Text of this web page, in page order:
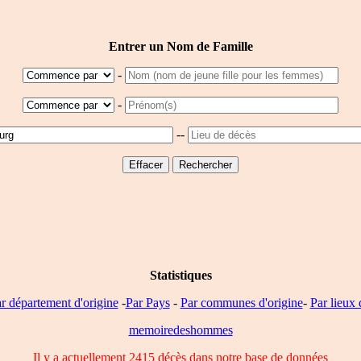
Entrer un Nom de Famille
-
-
--
Statistiques
département d'origine-Par Pays- Par communes d'origine- Par lieux
memoiredeshommes
Il y a actuellement 2415 décès dans notre base de données